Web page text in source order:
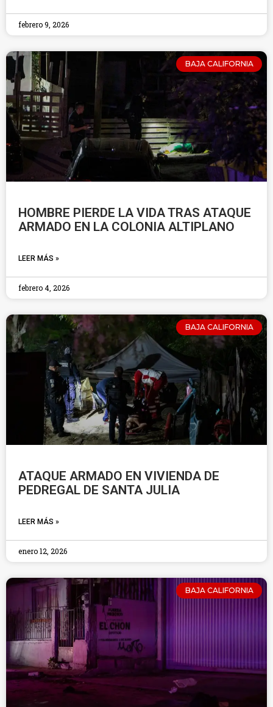
febrero 9, 2026
BAJA CALIFORNIA
HOMBRE PIERDE LA VIDA TRAS ATAQUE
ARMADO EN LA COLONIA ALTIPLANO
LEER MÁS »
febrero 4, 2026
BAJA CALIFORNIA
ATAQUE ARMADO EN VIVIENDA DE
PEDREGAL DE SANTA JULIA
LEER MÁS »
enero 12, 2026
BAJA CALIFORNIA